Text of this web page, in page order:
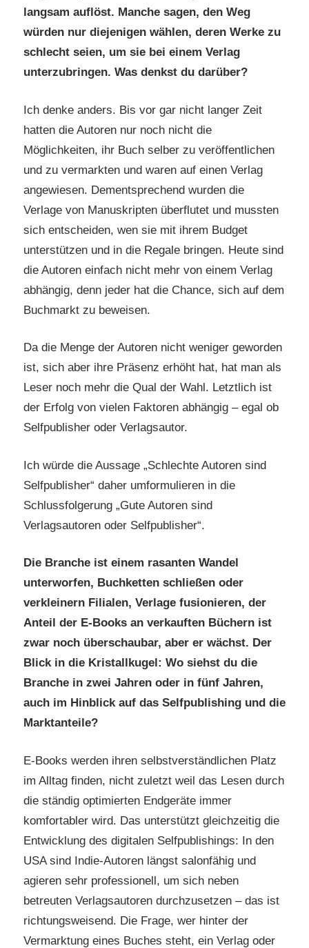
langsam auflöst. Manche sagen, den Weg
würden nur diejenigen wählen, deren Werke zu
schlecht seien, um sie bei einem Verlag
unterzubringen. Was denkst du darüber?
Ich denke anders. Bis vor gar nicht langer Zeit
hatten die Autoren nur noch nicht die
Möglichkeiten, ihr Buch selber zu veröffentlichen
und zu vermarkten und waren auf einen Verlag
angewiesen. Dementsprechend wurden die
Verlage von Manuskripten überflutet und mussten
sich entscheiden, wen sie mit ihrem Budget
unterstützen und in die Regale bringen. Heute sind
die Autoren einfach nicht mehr von einem Verlag
abhängig, denn jeder hat die Chance, sich auf dem
Buchmarkt zu beweisen.
Da die Menge der Autoren nicht weniger geworden
ist, sich aber ihre Präsenz erhöht hat, hat man als
Leser noch mehr die Qual der Wahl. Letztlich ist
der Erfolg von vielen Faktoren abhängig – egal ob
Selfpublisher oder Verlagsautor.
Ich würde die Aussage „Schlechte Autoren sind
Selfpublisher“ daher umformulieren in die
Schlussfolgerung „Gute Autoren sind
Verlagsautoren oder Selfpublisher“.
Die Branche ist einem rasanten Wandel
unterworfen, Buchketten schließen oder
verkleinern Filialen, Verlage fusionieren, der
Anteil der E-Books an verkauften Büchern ist
zwar noch überschaubar, aber er wächst. Der
Blick in die Kristallkugel: Wo siehst du die
Branche in zwei Jahren oder in fünf Jahren,
auch im Hinblick auf das Selfpublishing und die
Marktanteile?
E-Books werden ihren selbstverständlichen Platz
im Alltag finden, nicht zuletzt weil das Lesen durch
die ständig optimierten Endgeräte immer
komfortabler wird. Das unterstützt gleichzeitig die
Entwicklung des digitalen Selfpublishings: In den
USA sind Indie-Autoren längst salonfähig und
agieren sehr professionell, um sich neben
betreuten Verlagsautoren durchzusetzen – das ist
richtungsweisend. Die Frage, wer hinter der
Vermarktung eines Buches steht, ein Verlag oder